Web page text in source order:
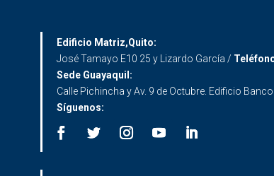
Edificio Matriz,Quito:
José Tamayo E10 25 y Lizardo García /
Sede Guayaquil:
Calle Pichincha y Av. 9 de Octubre. Edificio
Síguenos: